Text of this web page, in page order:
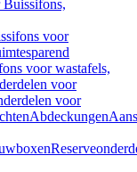
Buissifons,
voor
voor wastafels,
voor
voor
Abdeckungen